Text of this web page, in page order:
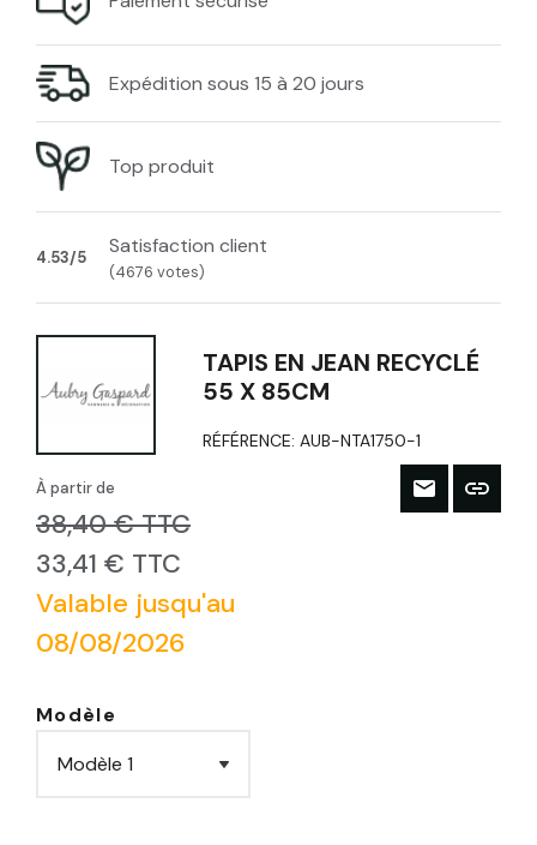
Expédition sous 15 à 20 jours
Top produit
4.53/5 Satisfaction client
(4676 votes)
TAPIS EN JEAN RECYCLÉ
55 X 85CM
RÉFÉRENCE:AUB-NTA1750-1
À partir de
38,40 € TTC
33,41 € TTC
Valable jusqu'au
08/08/2026
Modèle